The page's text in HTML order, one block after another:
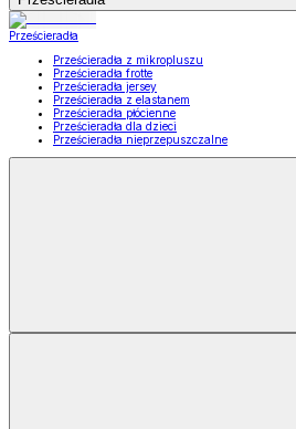
Prześcieradła
Prześcieradła z mikropluszu
Prześcieradła frotte
Prześcieradła jersey
Prześcieradła z elastanem
Prześcieradła płócienne
Prześcieradła dla dzieci
Prześcieradła nieprzepuszczalne